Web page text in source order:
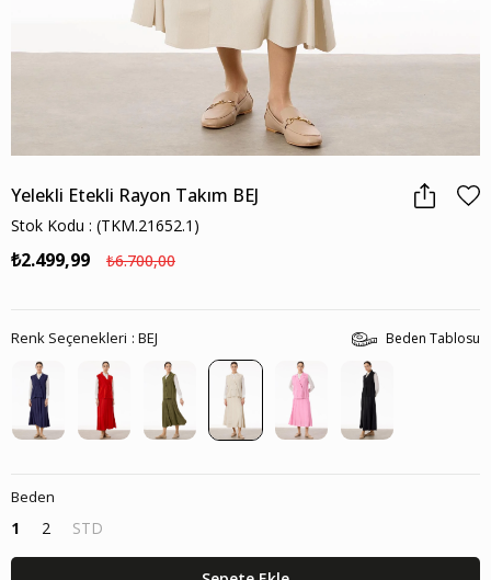
Yelekli Etekli Rayon Takım BEJ
Stok Kodu
(TKM.21652.1)
₺6.700,00
₺2.499,99
Beden Tablosu
Renk Seçenekleri BEJ
Beden
1 2 STD